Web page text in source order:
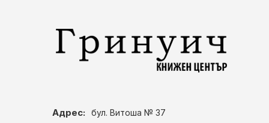
Адрес: бул. Витоша № 37